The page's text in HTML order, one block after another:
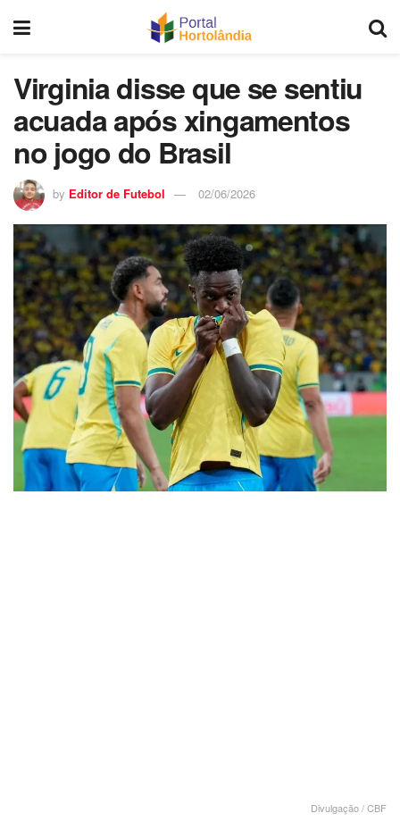
Virginia disse que se sentiu
acuada após xingamentos
no jogo do Brasil
by Editor de Futebol 02/06/2026
Divulgação / CBF